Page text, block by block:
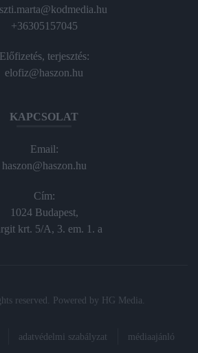
+36305157045
Előfizetés, terjesztés:
elofiz@haszon.hu
KAPCSOLAT
Email:
haszon@haszon.hu
Cím:
1024 Budapest,
krt. 5/A, 3. em. 1. a
reserved. Powered by HG Media
adatvédelmi szabályzat médiaajánló